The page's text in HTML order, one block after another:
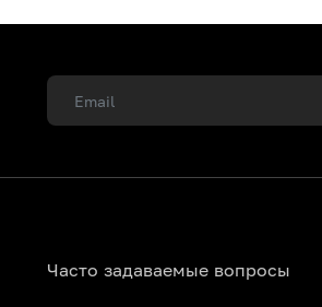
Часто задаваемые вопросы